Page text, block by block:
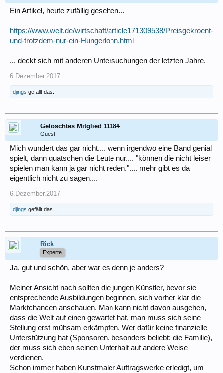
Ein Artikel, heute zufällig gesehen...
https://www.welt.de/wirtschaft/article171309538/Preisgekroent-
und-trotzdem-nur-ein-Hungerlohn.html
... deckt sich mit anderen Untersuchungen der letzten Jahre.
6.Dezember.2017
djings gefällt das.
Gelöschtes Mitglied 11184
Guest
Mich wundert das gar nicht.... wenn irgendwo eine Band genial
spielt, dann quatschen die Leute nur.... "können die nicht leiser
spielen man kann ja gar nicht reden.".... mehr gibt es da
eigentlich nicht zu sagen....
6.Dezember.2017
djings gefällt das.
Rick
Experte
Ja, gut und schön, aber war es denn je anders?
Meiner Ansicht nach sollten die jungen Künstler, bevor sie
entsprechende Ausbildungen beginnen, sich vorher klar die
Marktchancen anschauen. Man kann nicht davon ausgehen,
dass die Welt auf einen gewartet hat, man muss sich seine
Stellung erst mühsam erkämpfen. Wer dafür keine finanzielle
Unterstützung hat (Sponsoren, besonders beliebt: die Familie),
der muss sich eben seinen Unterhalt auf andere Weise
verdienen.
Schon immer haben Kunstmaler Auftragswerke erledigt, um